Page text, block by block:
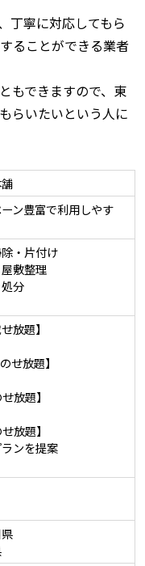
丁寧に対応してもら
ることができる業者
もできますので、東
らいたいという人に
ン豊富で利用しやす
・片付け
敷整理
分
放題】
せ放題】
放題】
放題】
ンを提案